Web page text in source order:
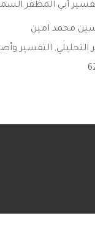
أبي المظفر
محمد امين
التحليلي, التفسير